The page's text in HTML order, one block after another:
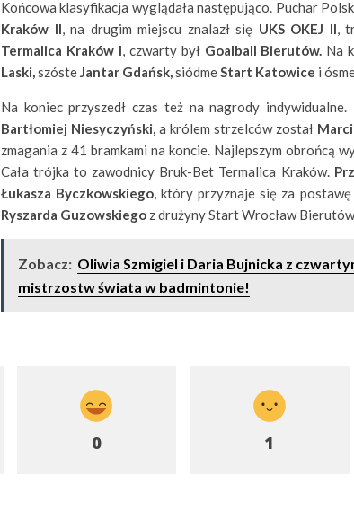
Końcowa klasyfikacja wyglądała następująco. Puchar
Kraków II, na drugim miejscu znalazł się UKS OKEJ II,
Termalica Kraków I, czwarty był Goalball Bierutów. Na
Laski,szósteJantar Gdańsk,siódmeStart Katowice i
Na koniec przyszedł czas też na nagrody
Bartłomiej Niesyczyński, a królem strzelców został
zmagania z 41 bramkami na koncie. Najlepszym obrońcą
Cała trójka to zawodnicy Bruk-Bet Termalica Kraków.
Łukasza Byczkowskiego, który przyznaje się za
Ryszarda Guzowskiego z drużyny Start Wrocław
Zobacz: Oliwia Szmigiel i Daria Bujnicka z
mistrzostw świata w badmintonie!
0 1